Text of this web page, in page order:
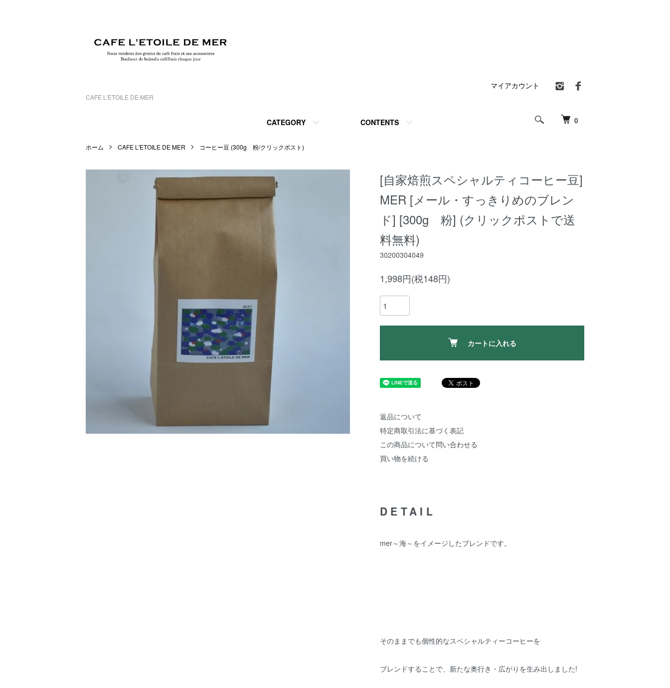
CAFE L'ETOILE DE MER
0
CATEGORY CONTENTS
マイアカウント
ホーム CAFE L'ETOILE DE MER コーヒー豆 (300g 粉/クリックポスト)
[自家焙煎スペシャルティコーヒー豆]
MER [メール・すっきりめのブレン
ド] [300g 粉] (クリックポストで送
料無料)
30200304049
1,998円(税148円)
カートに入れる
返品について
特定商取引法に基づく表記
この商品について問い合わせる
買い物を続ける
DETAIL
mer～海～をイメージしたブレンドです。
そのままでも個性的なスペシャルティーコーヒーを
ブレンドすることで、新たな奥行き・広がりを生み出しました!